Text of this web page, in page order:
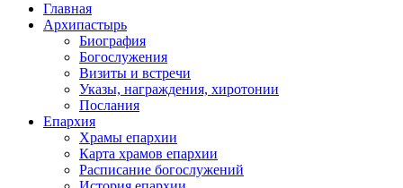
Главная
Архипастырь
Биография
Богослужения
Визиты и встречи
Указы, награждения, хиротонии
Послания
Епархия
Храмы епархии
Карта храмов епархии
Расписание богослужений